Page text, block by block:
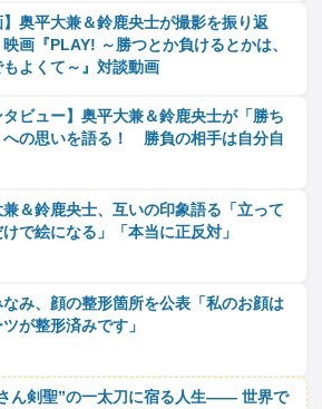
】奥平大兼＆鈴鹿央士が撮影を振り返
画『PLAY! ～勝つとか負けるとかは、
もよくて～』対談動画
タビュー】奥平大兼＆鈴鹿央士が「勝ち
への思いを語る！ 勝負の相手は自分自
兼＆鈴鹿央士、互いの印象語る「立って
で絵になる」「本当に正反対」
なみ、顔の整形箇所を公表「私のお顔は
が整形済みです」
ん剣聖”の一太刀に宿る人生―― 世界で